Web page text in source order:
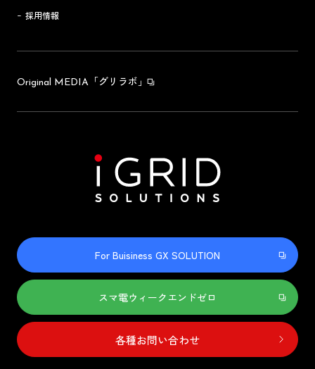
採用情報
Original MEDIA 「グリラボ」
For Buisiness GX SOLUTION
スマ電ウィークエンドゼロ
各種お問い合わせ